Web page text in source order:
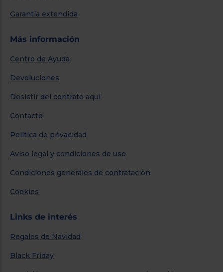
Garantía extendida
Más información
Centro de Ayuda
Devoluciones
Desistir del contrato aquí
Contacto
Política de privacidad
Aviso legal y condiciones de uso
Condiciones generales de contratación
Cookies
Links de interés
Regalos de Navidad
Black Friday